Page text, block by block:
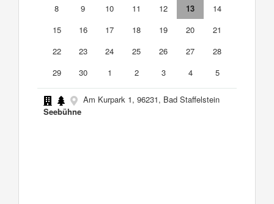
8
9 10 11 12 13
14
15
16 17 18 19 20
21
22
23 24 25 26 27
28
29
30 1 2 3 4 5
Am Kurpark 1, 96231, Bad Staffelstein
Seebühne